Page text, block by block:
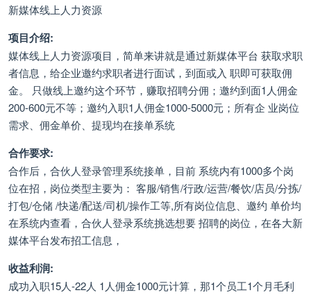
新媒体线上人力资源
项目介绍:
媒体线上人力资源项目，简单来讲就是通过新媒体平台 获取求职
者信息，给企业邀约求职者进行面试，到面或入 职即可获取佣
金。 只做线上邀约这个环节，赚取招聘分佣；邀约到面1人佣金
200-600元不等；邀约入职1人佣金1000-5000元；所有企 业岗位
需求、佣金单价、提现均在接单系统
合作要求:
合作后，合伙人登录管理系统接单，目前 系统内有1000多个岗
位在招，岗位类型主要为： 客服/销售/行政/运营/餐饮/店员/分拣/
打包/仓储 /快递/配送/司机/操作工等,所有岗位信息、邀约 单价均
在系统内查看，合伙人登录系统挑选想要 招聘的岗位，在各大新
媒体平台发布招工信息，
收益利润:
成功入职15人-22人 1人佣金1000元计算，那1个员工1个月毛利